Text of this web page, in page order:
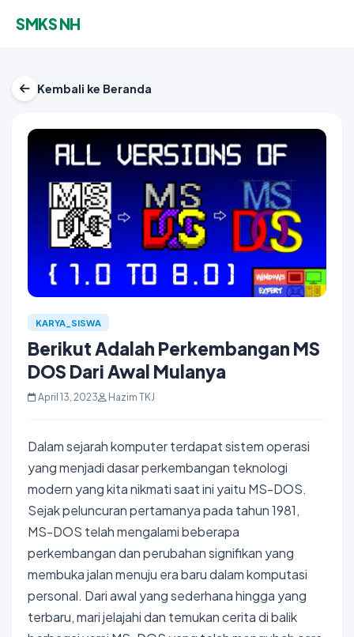
SMKS NH
Kembali ke Beranda
KARYA_SISWA
Berikut Adalah Perkembangan MS
DOS Dari Awal Mulanya
April 13, 2023 Hazim TKJ
Dalam sejarah komputer terdapat sistem operasi
yang menjadi dasar perkembangan teknologi
modern yang kita nikmati saat ini yaitu MS-DOS.
Sejak peluncuran pertamanya pada tahun 1981,
MS-DOS telah mengalami beberapa
perkembangan dan perubahan signifikan yang
membuka jalan menuju era baru dalam komputasi
personal. Dari awal yang sederhana hingga yang
terbaru, mari jelajahi dan temukan cerita di balik